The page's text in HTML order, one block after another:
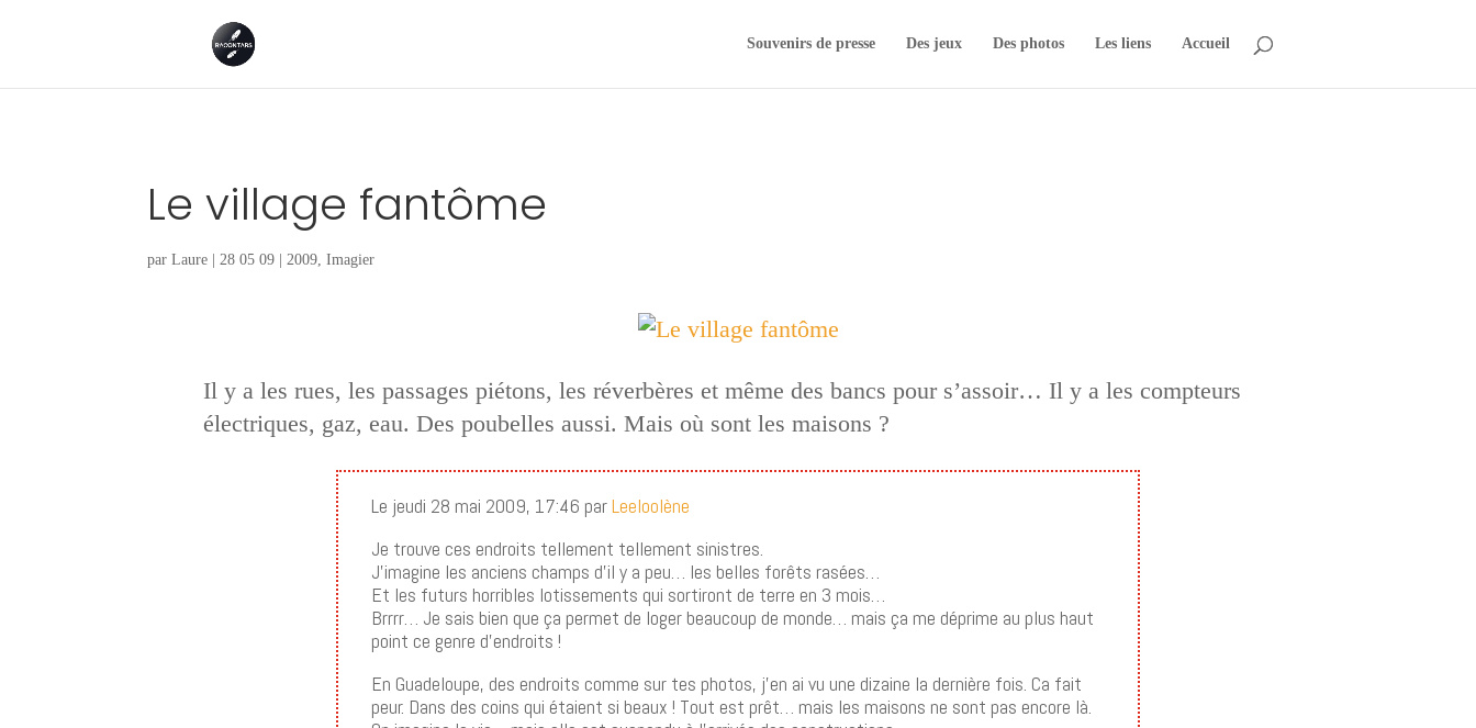
Souvenirs de presse Des jeux Des photos Les liens Accueil
Le village fantôme
parLaure | 28 05 09 | 2009 ,Imagier
Il y a les rues, les passages piétons, les réverbères et même des bancs pour s’assoir… Il y a les compteurs
électriques, gaz, eau. Des poubelles aussi. Mais où sont les maisons ?
Le jeudi 28 mai 2009, 17:46 parLeeloolène
Je trouve ces endroits tellement tellement sinistres.
J’imagine les anciens champs d’il y a peu… les belles forêts rasées…
Et les futurs horribles lotissements qui sortiront de terre en 3 mois…
Brrrr… Je sais bien que ça permet de loger beaucoup de monde… mais ça me déprime au plus haut
point ce genre d’endroits !
En Guadeloupe, des endroits comme sur tes photos, j’en ai vu une dizaine la dernière fois. Ca fait
peur. Dans des coins qui étaient si beaux ! Tout est prêt… mais les maisons ne sont pas encore là.